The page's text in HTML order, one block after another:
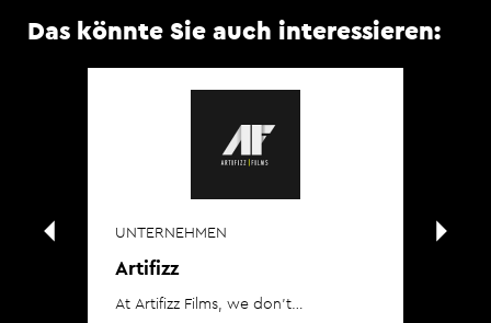
Das könnte Sie auch interessieren:
UNTERNEHMEN
Artifizz
At Artifizz Films, we don’t…